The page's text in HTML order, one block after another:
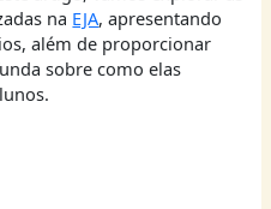
na EJA, apresentando
além de proporcionar
sobre como elas